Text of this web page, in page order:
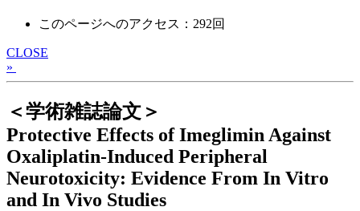
このページへのアクセス：292回
CLOSE
»
＜学術雑誌論文＞
Protective Effects of Imeglimin Against
Oxaliplatin‐Induced Peripheral
Neurotoxicity: Evidence From In Vitro
and In Vivo Studies